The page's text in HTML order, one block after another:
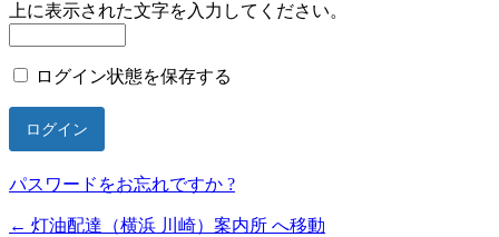
上に表示された文字を入力してください。
ログイン状態を保存する
パスワードをお忘れですか ?
← 灯油配達（横浜 川崎）案内所 へ移動